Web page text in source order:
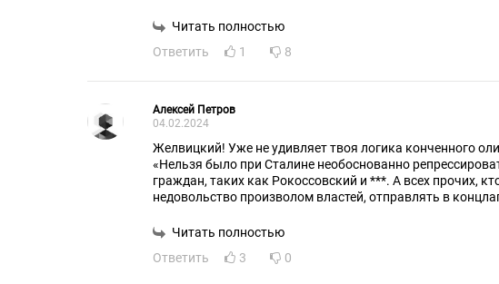
Читать полностью
Ответить
1 8
Алексей Петров
04.02.2024
Желвицкий! Уже не удивляет твоя логика конченного
«Нельзя было при Сталине необоснованно
граждан, таких как Рокоссовский и ***. А всех прочих, кто высказывает
недовольство произволом властей,
Читать полностью
Ответить
3 0